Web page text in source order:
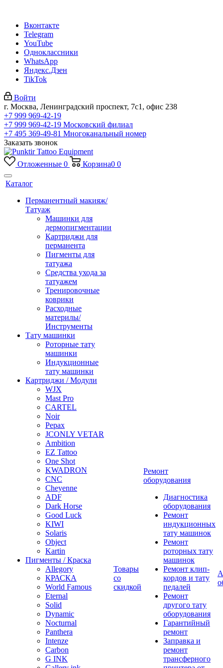
Вконтакте
Telegram
YouTube
Одноклассники
WhatsApp
Яндекс.Дзен
TikTok
Войти
г. Москва, Ленинградский проспект, 7с1, офис 238
+7 999 969-42-19
+7 999 969-42-19 Московский филиал
+7 495 369-49-81 Многоканальный номер
Заказать звонок
Отложенные 0 Корзина0 0
Каталог
Перманентный макияж/
Татуаж
Машинки для
дермопигментации
Картриджи для
перманента
Пигменты для
татуажа
Средства ухода за
татуажем
Тренировочные
коврики
Расходные
материлы/
Инструменты
Тату машинки
Роторные тату
машинки
Индукционные
тату машинки
Картриджи / Модули
WJX
Mast Pro
CARTEL
Noir
Pepax
JCONLY VETAR
Ambition
EZ Tattoo
One Shot
KWADRON
CNC
Cheyenne
ADF
Dark Horse
Good Luck
KIWI
Solaris
Object
Kartin
Пигменты / Краска
Allegory
КРАСКА
World Famous
Eternal
Solid
Dynamic
Nocturnal
Panthera
Intenze
Carbon
G INK
Товары
со
скидкой
Ремонт
оборудования
Диагностика
оборудования
Ремонт
индукционных
тату машинок
Ремонт
роторных тату
машинок
Ремонт клип-
кордов и тату
педалей
Ремонт
другого тату
оборудования
Гарантийный
ремонт
Заправка и
ремонт
трансферного